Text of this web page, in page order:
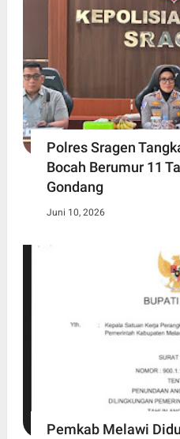
Polres Sragen
Bocah Berumur 11
Gondang
Juni 10, 2026
Pemkab Melawi